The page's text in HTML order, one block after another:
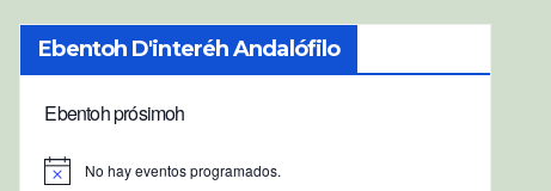
Ebentoh D'interéh Andalófilo
Ebentoh prósimoh
A
No hay eventos programados.